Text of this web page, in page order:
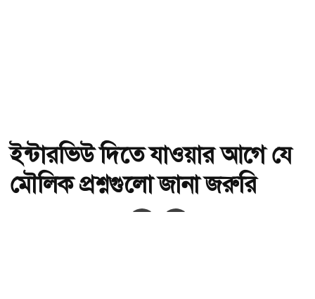
ইন্টারভিউ দিতে যাওয়ার আগে যে
মৌলিক প্রশ্নগুলো জানা জরুরি